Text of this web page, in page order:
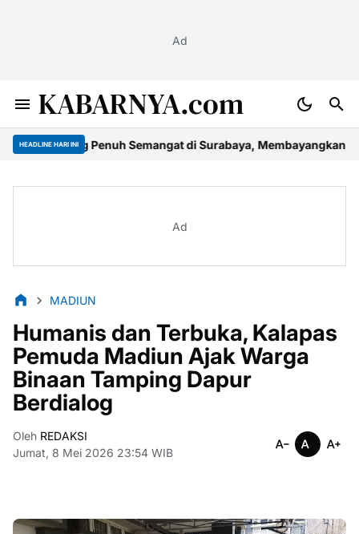
Ad
KABARNYA.com
HEADLINE HARI INI
Penuh Semangat di Surabaya, Membayangkan Masa
Ad
MADIUN
Humanis dan Terbuka, Kalapas
Pemuda Madiun Ajak Warga
Binaan Tamping Dapur
Berdialog
Oleh REDAKSI
Jumat, 8 Mei 2026 23:54 WIB